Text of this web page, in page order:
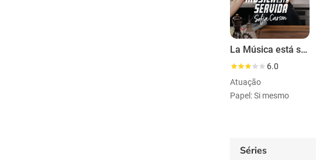
La Música está servida
6.0
Atuação
Papel: Si mesmo
Séries